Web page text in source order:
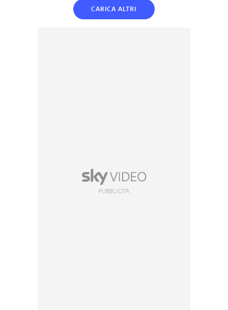
CARICA ALTRI
PUBBLICITÀ